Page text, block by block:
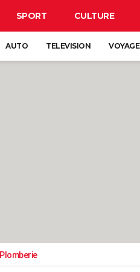
SPORT CULTURE
AUTO TELEVISION VOYAGE
Plomberie